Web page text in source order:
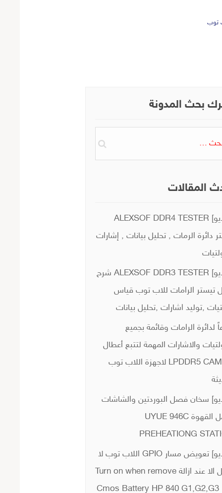
توب
بحث المدونة
المقالات
[فيديو] ALEXSOF DDR4 TESTER
دائرة الرمات , تحليل بيانات , إشارات
[فيديو] ALEXSOF DDR3 TESTER شرح
تيستر الرامات للاب توب قياس
,توليد اشارات ,تحليل بيانات
لدائرة الرامات وقائمة بجميع
والاشارات المهمة لتتبع أعطال
LPDDR5 CAMM2 لاجهزة اللاب توب
سخان فصل البوردتين والشاشات
وعمل القهوة UYUE 946C
PREHEATIONG
[فيديو] تعويض مسار GPIO اللاب توب لا
يعمل الا عند ازالة Turn on when remove
Cmos Battery HP 840 G1,G2,G3